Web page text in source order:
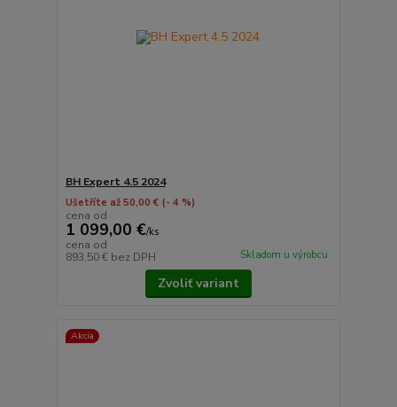
BH Expert 4.5 2024
Ušetříte až 50,00 € (- 4 %)
cena od
1 099,00 €/ks
cena od
893,50 € bez DPH Skladom u výrobcu
Zvoliť variant
Akcia